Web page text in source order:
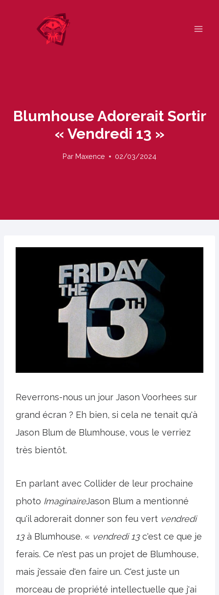
Blumhouse Adorerait Sortir
« Vendredi 13 »
Par Maxence 02/03/2024
Reverrons-nous un jour Jason Voorhees sur
grand écran ? Eh bien, si cela ne tenait qu'à
Jason Blum de Blumhouse, vous le verriez
très bientôt.
En parlant avec Collider de leur prochaine
photo ImaginaireJason Blum a mentionné
qu'il adorerait donner son feu vert vendredi
13à Blumhouse. « vendredi 13c'est ce que je
ferais. Ce n'est pas un projet de Blumhouse,
mais j'essaie d'en faire un. C'est juste un
morceau de propriété intellectuelle que j'ai